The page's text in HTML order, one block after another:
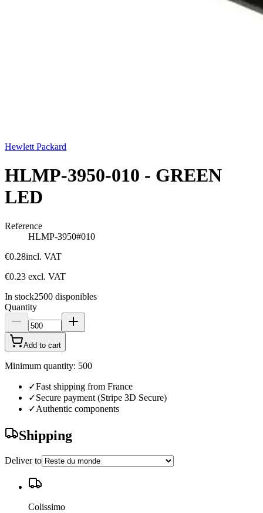
Hewlett Packard
HLMP-3950-010 - GREEN
LED
Reference
HLMP-3950#010
€0.28incl. VAT
€0.23 excl. VAT
In stock2500 disponibles
Quantity
Add to cart
Minimum quantity: 500
✓Fast shipping from France
✓Secure payment (Stripe 3D Secure)
✓Authentic components
Shipping
Deliver to
Colissimo